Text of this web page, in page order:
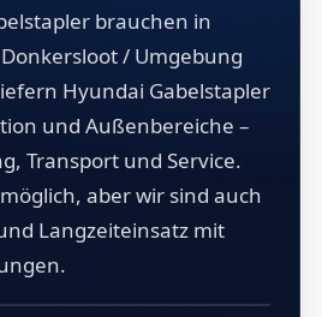
brauchen in
/ Umgebung
Hyundai Gabelstapler
und Außenbereiche –
Transport und Service.
aber wir sind auch
Langzeiteinsatz mit